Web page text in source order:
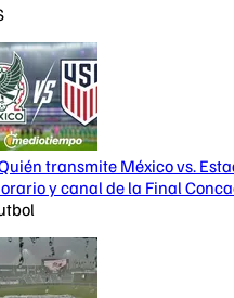
transmite México vs.
y canal de la Final